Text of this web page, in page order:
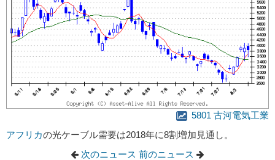
5801 古河電気工業
アフリカの光ケーブル需要は2018年に8割増加見通し。
次のニュース 前のニュース